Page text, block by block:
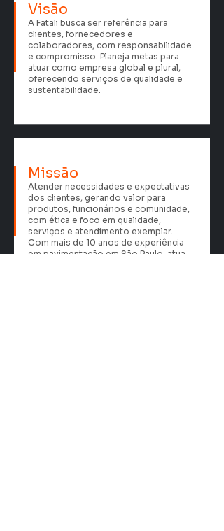
Visão
A Fatali busca ser referência para
clientes, fornecedores e
colaboradores, com responsabilidade
e compromisso. Planeja metas para
atuar como empresa global e plural,
oferecendo serviços de qualidade e
sustentabilidade.
Missão
Atender necessidades e expectativas
dos clientes, gerando valor para
produtos, funcionários e comunidade,
com ética e foco em qualidade,
serviços e atendimento exemplar.
Com mais de 10 anos de experiência
em pavimentação em São Paulo, atua